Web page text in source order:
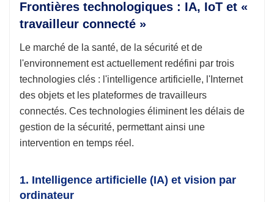
Frontières technologiques : IA, IoT et «
travailleur connecté »
Le marché de la santé, de la sécurité et de
l'environnement est actuellement redéfini par trois
technologies clés : l'intelligence artificielle, l'Internet
des objets et les plateformes de travailleurs
connectés. Ces technologies éliminent les délais de
gestion de la sécurité, permettant ainsi une
intervention en temps réel.
1. Intelligence artificielle (IA) et vision par
ordinateur